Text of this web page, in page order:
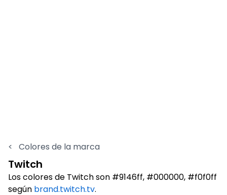
< Colores de la marca
Twitch
Los colores de Twitch son #9146ff, #000000, #f0f0ff
según brand.twitch.tv.